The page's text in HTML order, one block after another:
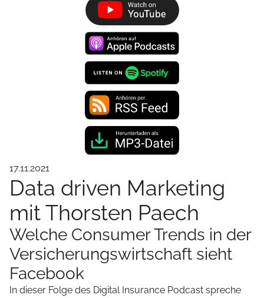
17.11.2021
Data driven Marketing
mit Thorsten Paech
Welche Consumer Trends in der
Versicherungswirtschaft sieht
Facebook
In dieser Folge des Digital Insurance Podcast spreche